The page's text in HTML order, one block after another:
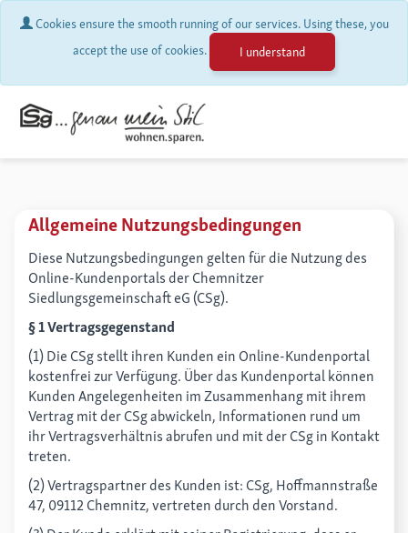
Cookies ensure the smooth running of our services. Using these, you
accept the use of cookies.
I understand
Allgemeine Nutzungsbedingungen
Diese Nutzungsbedingungen gelten für die Nutzung des
Online-Kundenportals der Chemnitzer
Siedlungsgemeinschaft eG (CSg).
§ 1 Vertragsgegenstand
(1) Die CSg stellt ihren Kunden ein Online-Kundenportal
kostenfrei zur Verfügung. Über das Kundenportal können
Kunden Angelegenheiten im Zusammenhang mit ihrem
Vertrag mit der CSg abwickeln, Informationen rund um
ihr Vertragsverhältnis abrufen und mit der CSg in Kontakt
treten.
(2) Vertragspartner des Kunden ist: CSg, Hoffmannstraße
47, 09112 Chemnitz, vertreten durch den Vorstand.